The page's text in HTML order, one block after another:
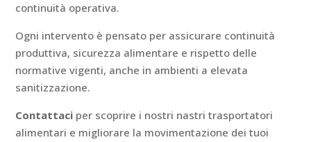
continuità operativa.
Ogni intervento è pensato per assicurare continuità
produttiva, sicurezza alimentare e rispetto delle
normative vigenti, anche in ambienti a elevata
sanitizzazione.
Contattaci per scoprire i nostri nastri trasportatori
alimentari e migliorare la movimentazione dei tuoi